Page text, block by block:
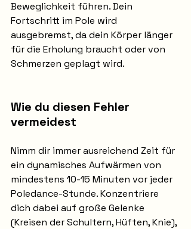
Beweglichkeit führen. Dein
Fortschritt im Pole wird
ausgebremst, da dein Körper länger
für die Erholung braucht oder von
Schmerzen geplagt wird.
Wie du diesen Fehler
vermeidest
Nimm dir immer ausreichend Zeit für
ein dynamisches Aufwärmen von
mindestens 10-15 Minuten vor jeder
Poledance-Stunde. Konzentriere
dich dabei auf große Gelenke
(Kreisen der Schultern, Hüften, Knie),